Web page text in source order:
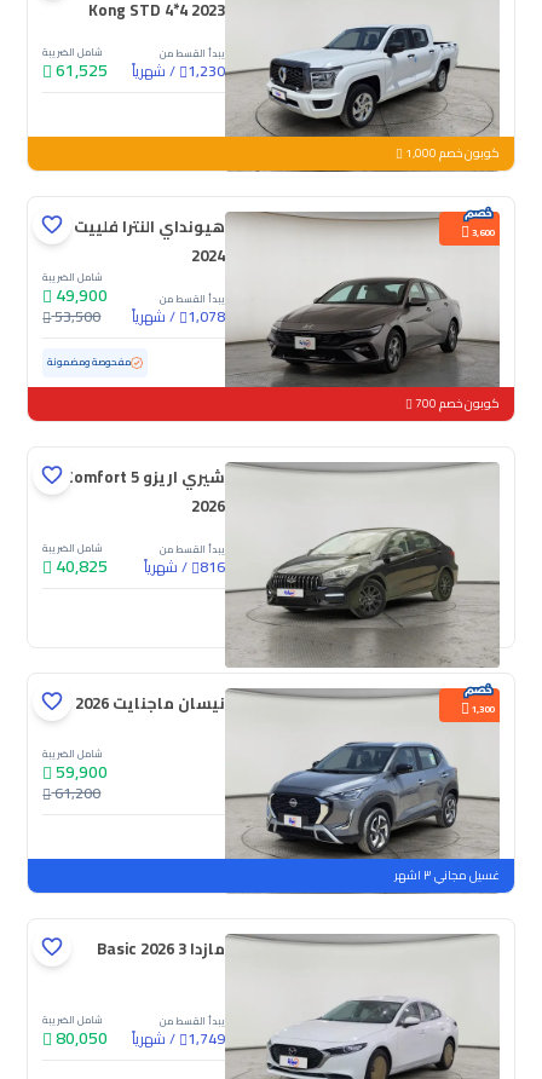
Kong STD 4*4 2023
يبدأ القسط من
1,230
/شهرياً
شامل الضريبة
61,525
جديدة
كوبون خصم 1,000
3,600
هيونداي النترا فلييت
2024
يبدأ القسط من
1,078
/شهرياً
شامل الضريبة
49,900
53,500
مستعملة 76,154 كم مفحوصة ومضمونة
كوبون خصم 700
شيري اريزو 5 Comfort
2026
يبدأ القسط من
816
/شهرياً
شامل الضريبة
40,825
جديدة
1,300 نيسان ماجنايت S 2026
شامل الضريبة
59,900
61,200
جديدة
ملوحة
غسيل مجاني ٣ اشهر
مازدا 3 Basic 2026
يبدأ القسط من
1,749
/شهرياً
شامل الضريبة
80,050